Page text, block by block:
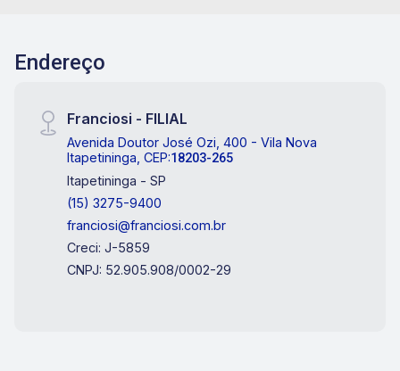
Endereço
Franciosi - FILIAL
Avenida Doutor José Ozi, 400 - Vila Nova
Itapetininga, CEP:18203-265
Itapetininga - SP
(15) 3275-9400
franciosi@franciosi.com.br
Creci: J-5859
CNPJ: 52.905.908/0002-29